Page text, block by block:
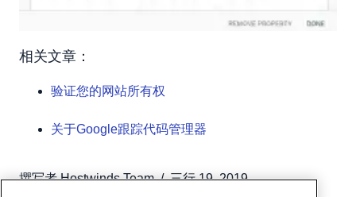
相关文章：
验证您的网站所有权
关于Google跟踪代码管理器
撰写者 Hostwinds Team/三行 19, 2019